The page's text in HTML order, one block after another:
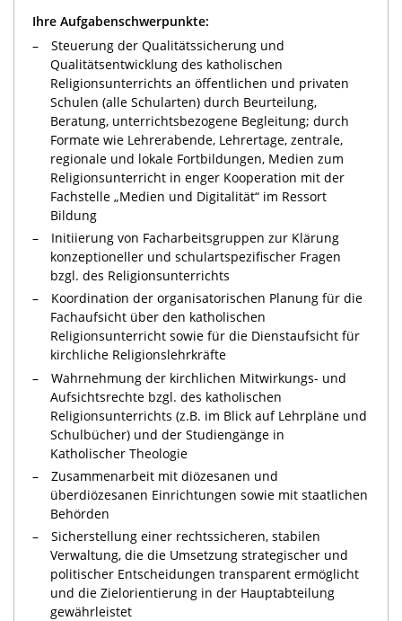
Ihre Aufgabenschwerpunkte:
Steuerung der Qualitätssicherung und
Qualitätsentwicklung des katholischen
Religionsunterrichts an öffentlichen und privaten
Schulen (alle Schularten) durch Beurteilung,
Beratung, unterrichtsbezogene Begleitung; durch
Formate wie Lehrerabende, Lehrertage, zentrale,
regionale und lokale Fortbildungen, Medien zum
Religionsunterricht in enger Kooperation mit der
Fachstelle „Medien und Digitalität“ im Ressort
Bildung
Initiierung von Facharbeitsgruppen zur Klärung
konzeptioneller und schulartspezifischer Fragen
bzgl. des Religionsunterrichts
Koordination der organisatorischen Planung für die
Fachaufsicht über den katholischen
Religionsunterricht sowie für die Dienstaufsicht für
kirchliche Religionslehrkräfte
Wahrnehmung der kirchlichen Mitwirkungs- und
Aufsichtsrechte bzgl. des katholischen
Religionsunterrichts (z.B. im Blick auf Lehrpläne und
Schulbücher) und der Studiengänge in
Katholischer Theologie
Zusammenarbeit mit diözesanen und
überdiözesanen Einrichtungen sowie mit staatlichen
Behörden
Sicherstellung einer rechtssicheren, stabilen
Verwaltung, die die Umsetzung strategischer und
politischer Entscheidungen transparent ermöglicht
und die Zielorientierung in der Hauptabteilung
gewährleistet